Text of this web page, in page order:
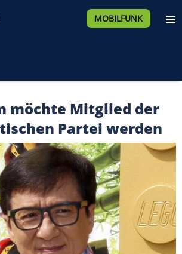
MOBILFUNK
möchte Mitglied der
Partei werden